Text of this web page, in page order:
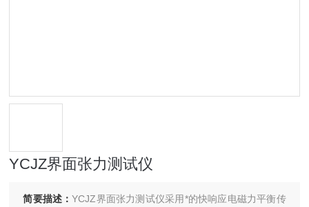
YCJZ界面张力测试仪
简要描述：YCJZ界面张力测试仪采用*的快响应电磁力平衡传